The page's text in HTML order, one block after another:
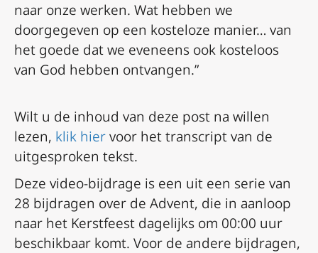
naar onze werken. Wat hebben we
doorgegeven op een kosteloze manier… van
het goede dat we eveneens ook kosteloos
van God hebben ontvangen.”
Wilt u de inhoud van deze post na willen
lezen, klik hiervoor het transcript van de
uitgesproken tekst.
Deze video-bijdrage is een uit een serie van
28 bijdragen over de Advent, die in aanloop
naar het Kerstfeest dagelijks om 00:00 uur
beschikbaar komt. Voor de andere bijdragen,